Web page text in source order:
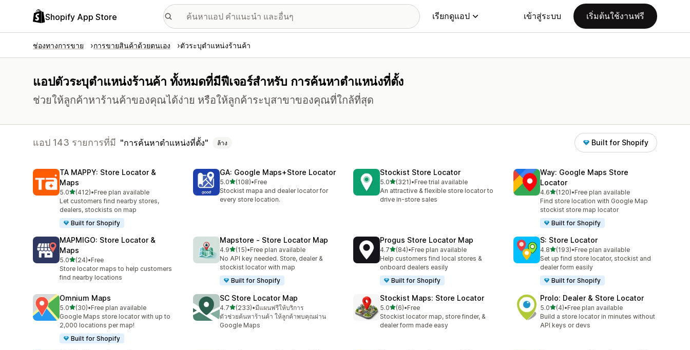
Shopify App Store เรียกดูแอป เข้าสู่ระบบ เริ่มต้นใช้งานฟรี
ช่องทางการขาย การขายสินค้าด้วยตนเอง ตัวระบุตำแหน่งร้านค้า
แอปตัวระบุตำแหน่งร้านค้า ทั้งหมดที่มีฟีเจอร์สำหรับ การค้นหาตำแหน่งที่ตั้ง
ช่วยให้ลูกค้าหาร้านค้าของคุณได้ง่าย หรือให้ลูกค้าระบุสาขาของคุณที่ใกล้ที่สุด
แอป 143 รายการที่มี การค้นหาตำแหน่งที่ตั้ง ล้าง Built for Shopify
TA MAPPY: Store Locator &
Maps
5.0เต็ม 5 ดาว
(412)
ทั้งหมด 412 รีวิว
•Free plan available
Let customers find nearby stores,
dealers, stockists on map
Built for Shopify
GA: Google Maps+Store Locator
5.0เต็ม 5 ดาว
(108)
ทั้งหมด 108 รีวิว
•Free
Stockist mapa and dealer locator for
every store location.
Stockist Store Locator
5.0เต็ม 5 ดาว
(321)
ทั้งหมด 321 รีวิว
•Free trial available
An attractive & flexible store locator to
drive in-store sales
Way: Google Maps Store
Locator
4.6เต็ม 5 ดาว
(120)
ทั้งหมด 120 รีวิว
•Free plan available
Find store location with Google Map
stockist store map locator
Built for Shopify
MAPMIGO: Store Locator &
Maps
5.0เต็ม 5 ดาว
(24)
ทั้งหมด 24 รีวิว
•Free
Store locator maps to help customers
find nearby locations
Mapstore ‑ Store Locator Map
4.9เต็ม 5 ดาว
(15)
ทั้งหมด 15 รีวิว
•Free plan available
No API key needed. Store, dealer &
stockist locator with map
Built for Shopify
Progus Store Locator Map
4.7เต็ม 5 ดาว
(84)
ทั้งหมด 84 รีวิว
•Free plan available
Help customers find local stores &
onboard dealers easily
Built for Shopify
S: Store Locator
4.8เต็ม 5 ดาว
(193)
ทั้งหมด 193 รีวิว
•Free plan available
Set up find store locator, stockist and
dealer form easily
Built for Shopify
Omnium Maps
5.0เต็ม 5 ดาว
(30)
ทั้งหมด 30 รีวิว
•Free plan available
Google Maps store locator with up to
2,000 locations per map!
Built for Shopify
SC Store Locator Map
4.7เต็ม 5 ดาว
(233)
ทั้งหมด 233 รีวิว
•มีแผนฟรีให้บริการ
ตัวช่วยค้นหาร้านค้า ให้ลูกค้าพบคุณผ่าน
Google Maps
Stockist Maps: Store Locator
5.0เต็ม 5 ดาว
(6)
ทั้งหมด 6 รีวิว
•Free
Stockist locator map, store finder, &
dealer form made easy
Prolo: Dealer & Store Locator
5.0เต็ม 5 ดาว
(4)
ทั้งหมด 4 รีวิว
•Free plan available
Build a store locator in minutes without
API keys or devs